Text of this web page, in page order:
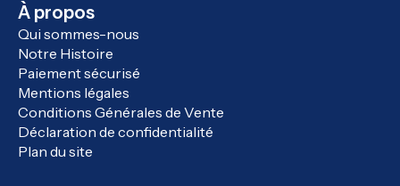
À propos
Qui sommes-nous
Notre Histoire
Paiement sécurisé
Mentions légales
Conditions Générales de Vente
Déclaration de confidentialité
Plan du site